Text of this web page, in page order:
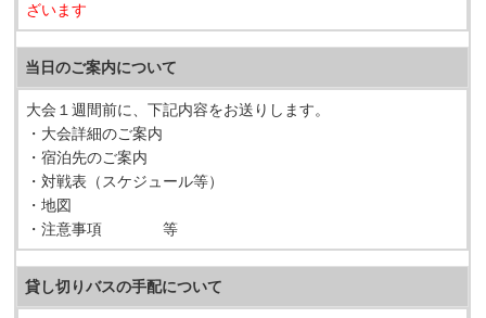
ざいます
当日のご案内について
大会１週間前に、下記内容をお送りします。
・大会詳細のご案内
・宿泊先のご案内
・対戦表（スケジュール等）
・地図
・注意事項 等
貸し切りバスの手配について